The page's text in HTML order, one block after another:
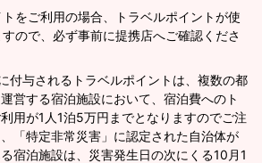
をご利用の場合、トラベルポイントが使
ので、必ず事前に提携店へご確認くださ
付与されるトラベルポイントは、複数の都
営する宿泊施設において、宿泊費へのト
用が1人1泊5万円までとなりますのでご注
「特定非常災害」に認定された自治体が
宿泊施設は、災害発生日の次にくる10月1